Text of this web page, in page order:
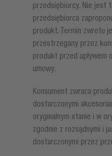
przedsiębiorcy. Nie jest
przedsiębiorca
produkt. Termin zwrotu
przestrzegany przez
produkt przed upływem
umowy.
Konsument zwraca
dostarczonymi
oryginalnym stanie i w
zgodnie z rozsądnymi i
dostarczonymi przez